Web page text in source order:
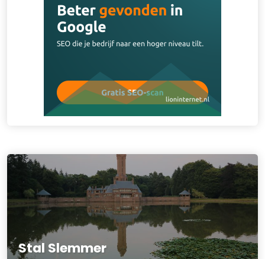
Stal Slemmer